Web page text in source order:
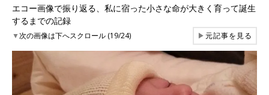
エコー画像で振り返る、私に宿った小さな命が大きく育って誕生
するまでの記録
▼次の画像は下へスクロール (19/24) ▶元記事を見る